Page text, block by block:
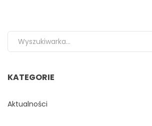
Search for:
KATEGORIE
Aktualności